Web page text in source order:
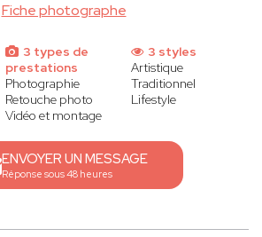
Fiche photographe
3 types de
prestations
Photographie
Retouche photo
Vidéo et montage
3 styles
Artistique
Traditionnel
Lifestyle
ENVOYER UN MESSAGE
Réponse sous 48 heures